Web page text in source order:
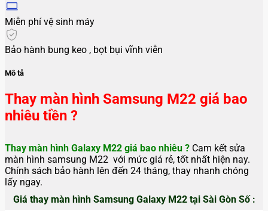
Miễn phí vệ sinh máy
Bảo hành bung keo , bọt bụi vĩnh viễn
Mô tả
Thay màn hình Samsung M22 giá bao
nhiêu tiền ?
Thay màn hình Galaxy M22 giá bao nhiêu ? Cam kết sửa
màn hình samsung M22 với mức giá rẻ, tốt nhất hiện nay.
Chính sách bảo hành lên đến 24 tháng, thay nhanh chóng
lấy ngay.
Giá thay màn hình Samsung Galaxy M22 tại Sài Gòn Số :